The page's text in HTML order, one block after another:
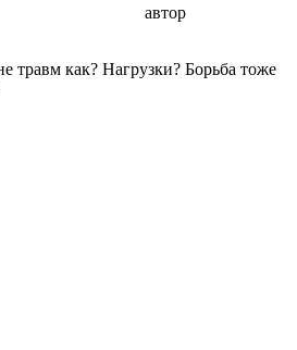
автор
травм как? Нагрузки? Борьба тоже